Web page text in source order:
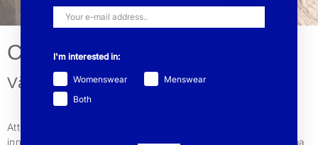
CARE GUIDE
Vårda dina plagg
Att kläder kan leva länge beror på en rad aspekter. För oss
innebär det att vi designar tidlösa plagg som inte följer snabba
I'm interested in:
Womenswear
Menswear
Both